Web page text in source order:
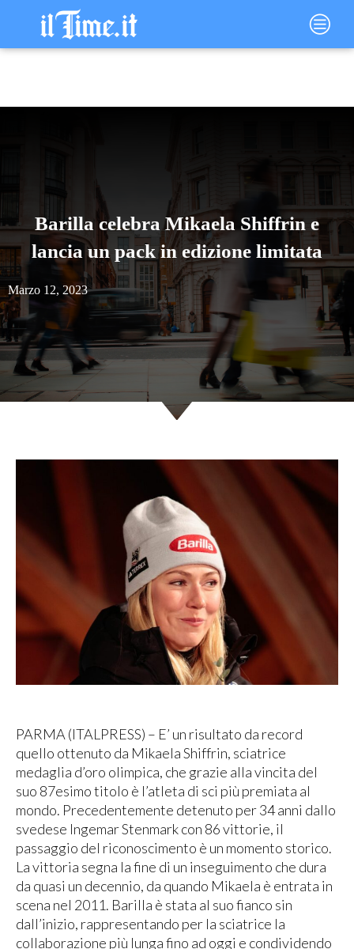
contenuto
Main
Menu
Barilla celebra Mikaela Shiffrin e
lancia un pack in edizione limitata
Marzo 12, 2023
PARMA (ITALPRESS) – E’ un risultato da record
quello ottenuto da Mikaela Shiffrin, sciatrice
medaglia d’oro olimpica, che grazie alla vincita del
suo 87esimo titolo è l’atleta di sci più premiata al
mondo. Precedentemente detenuto per 34 anni dallo
svedese Ingemar Stenmark con 86 vittorie, il
passaggio del riconoscimento è un momento storico.
La vittoria segna la fine di un inseguimento che dura
da quasi un decennio, da quando Mikaela è entrata in
scena nel 2011. Barilla è stata al suo fianco sin
dall’inizio, rappresentando per la sciatrice la
collaborazione più lunga fino ad oggi e condividendo